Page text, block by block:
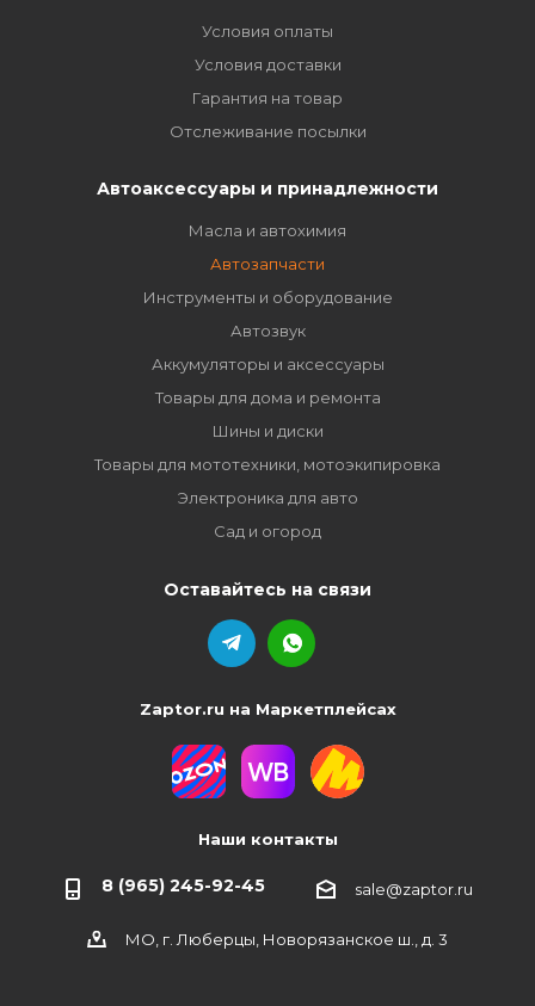
Условия оплаты
Условия доставки
Гарантия на товар
Отслеживание посылки
Автоаксессуары и принадлежности
Масла и автохимия
Автозапчасти
Инструменты и оборудование
Автозвук
Аккумуляторы и аксессуары
Товары для дома и ремонта
Шины и диски
Товары для мототехники, мотоэкипировка
Электроника для авто
Сад и огород
Оставайтесь на связи
Zaptor.ru на Маркетплейсах
Наши контакты
8 (965) 245-92-45 sale@zaptor.ru
МО, г. Люберцы, Новорязанское ш., д. 3